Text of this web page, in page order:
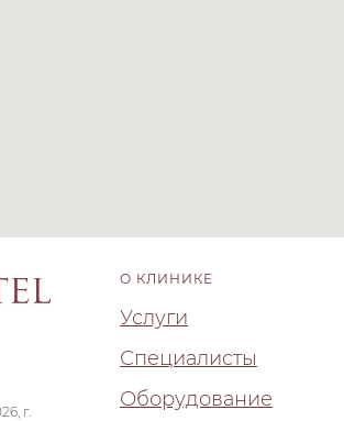
г.
О КЛИНИКЕ
Услуги
Специалисты
Оборудование